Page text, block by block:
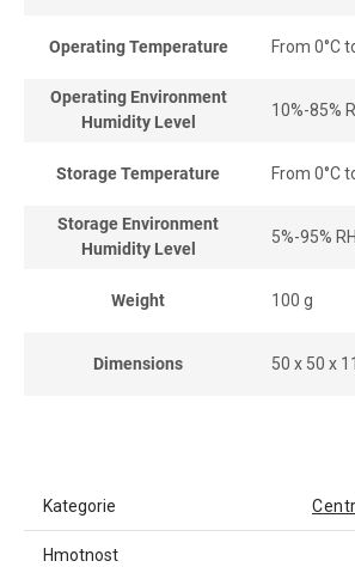
Operating Temperature From 0°C
Operating Environment
Humidity Level
10%-85%
Storage Temperature From 0°C
Storage Environment
Humidity Level
5%-95% RH
Weight 100 g
Dimensions 50 x 50 x
Kategorie
Hmotnost